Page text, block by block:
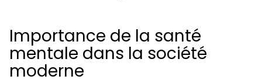
Importance de la santé
mentale dans la société
moderne